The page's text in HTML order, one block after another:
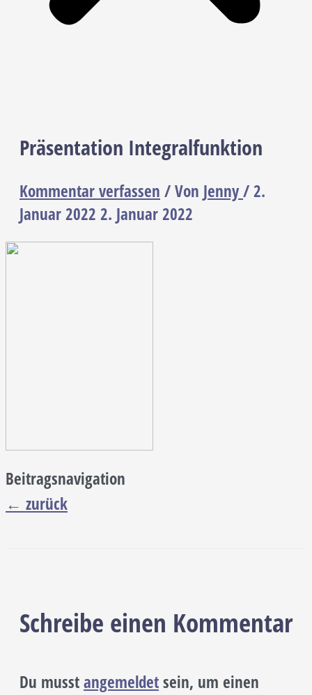
Präsentation Integralfunktion
Kommentar verfassen / Von Jenny/2.
Januar 2022 2. Januar 2022
Beitragsnavigation
← zurück
Schreibe einen Kommentar
Du musstangemeldetsein, um einen